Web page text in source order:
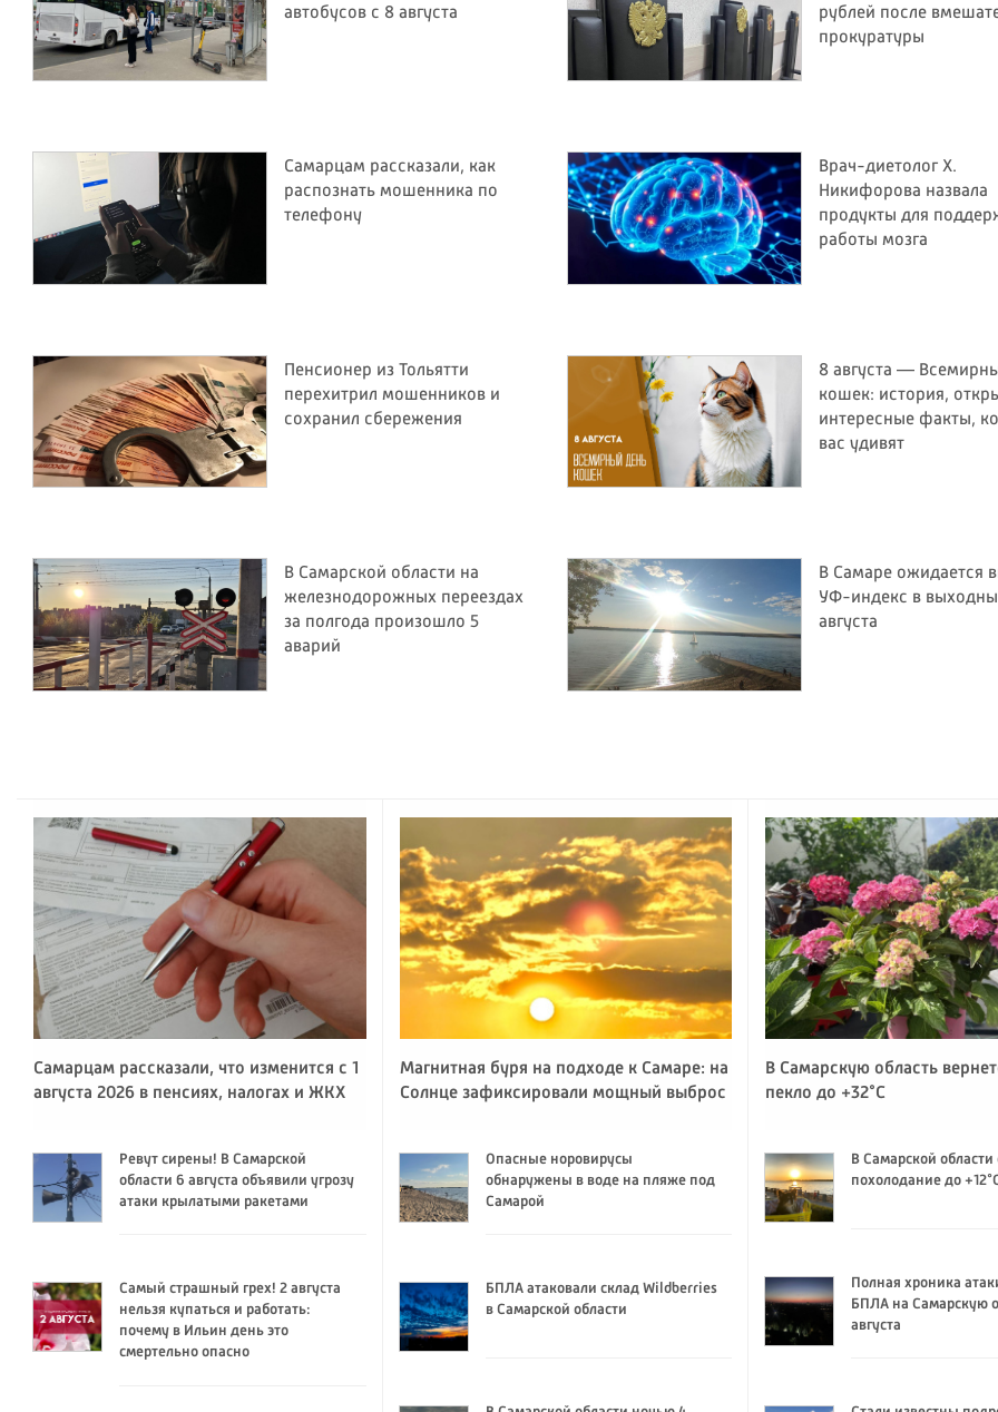
автобусов с 8 августа
рублей после
прокуратуры
Самарцам рассказали, как
распознать мошенника по
телефону
Врач-диетолог Х.
Никифорова назвала
продукты для
работы мозга
Пенсионер из Тольятти
перехитрил мошенников и
сохранил сбережения
8 августа —
кошек: история,
интересные факты,
вас удивят
В Самарской области на
железнодорожных переездах
за полгода произошло 5
аварий
В Самаре ожидается
УФ-индекс в
августа
Самарцам рассказали, что изменится с 1
августа 2026 в пенсиях, налогах и ЖКХ
Ревут сирены! В Самарской
области 6 августа объявили угрозу
атаки крылатыми ракетами
Самый страшный грех! 2 августа
нельзя купаться и работать:
почему в Ильин день это
смертельно опасно
Магнитная буря на подходе к Самаре: на
Солнце зафиксировали мощный выброс
Опасные норовирусы
обнаружены в воде на пляже под
Самарой
БПЛА атаковали склад Wildberries
в Самарской области
В Самарскую область
пекло до +32°C
В Самарской
похолодание до
Полная хроника
БПЛА на Самарскую
августа